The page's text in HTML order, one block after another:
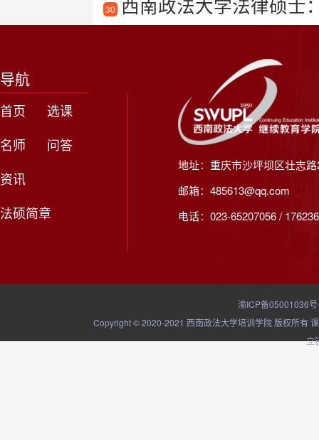
30
导航
首页
选课
名师
问答
资讯
法硕简章
地址：重庆市沙坪坝区壮志
邮箱：485613@qq.com
电话：023-65207056 /
渝ICP备05001036
Copyright © 2020-2021 西南政法大学培训学院 版权所有
立